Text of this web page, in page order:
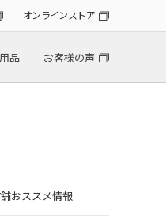
オンラインストア
品 お客様の声
おススメ情報